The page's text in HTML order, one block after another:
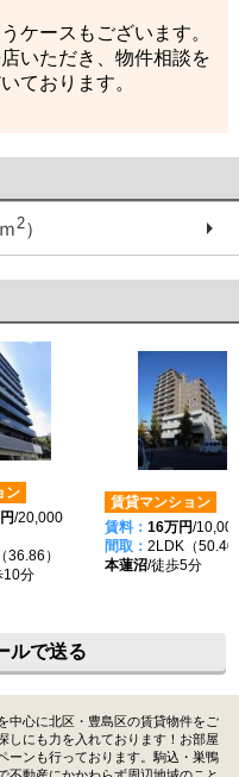
ケースもございます。
いただき、物件相談を
ております。
2）
ン
/20,000
36.86）
10分
賃貸マンション
賃料： 16万円/
間取： 2LDK（50.40
本蓮沼/徒歩5分
ルで送る
中心に北区・豊島区の賃貸物件をご
しにも力を入れております！お部屋
ーンも行っております。駒込・巣鴨